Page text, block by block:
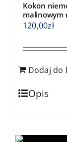
Kokon
malinowym
120,00zł
Dodaj do
Opis